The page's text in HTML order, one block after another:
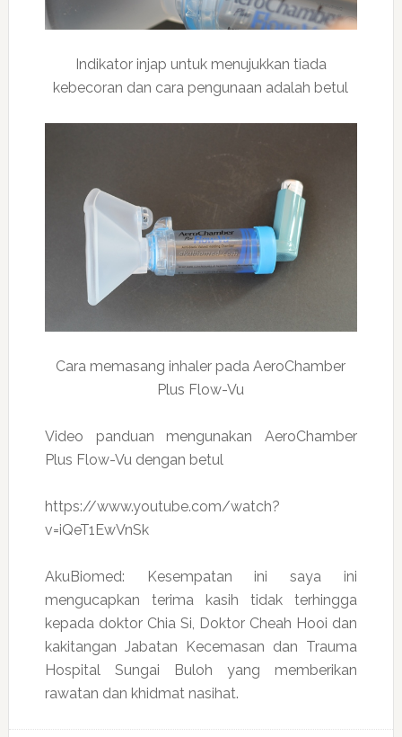
Indikator injap untuk menujukkan tiada
kebecoran dan cara pengunaan adalah betul
Cara memasang inhaler pada AeroChamber
Plus Flow-Vu
Video panduan mengunakan AeroChamber
Plus Flow-Vu dengan betul
https://www.youtube.com/watch?
v=iQeT1EwVnSk
AkuBiomed: Kesempatan ini saya ini
mengucapkan terima kasih tidak terhingga
kepada doktor Chia Si, Doktor Cheah Hooi dan
kakitangan Jabatan Kecemasan dan Trauma
Hospital Sungai Buloh yang memberikan
rawatan dan khidmat nasihat.